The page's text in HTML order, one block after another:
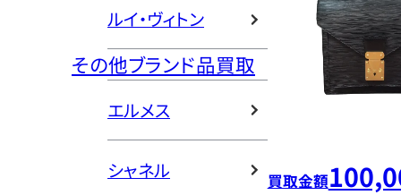
ルイ・ヴィトン
その他ブランド品買取
エルメス
シャネル 買取金額